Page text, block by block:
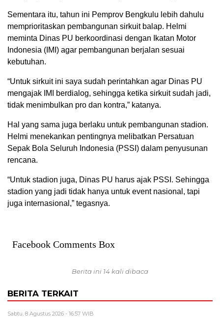
Sementara itu, tahun ini Pemprov Bengkulu lebih dahulu
memprioritaskan pembangunan sirkuit balap. Helmi
meminta Dinas PU berkoordinasi dengan Ikatan Motor
Indonesia (IMI) agar pembangunan berjalan sesuai
kebutuhan.
“Untuk sirkuit ini saya sudah perintahkan agar Dinas PU
mengajak IMI berdialog, sehingga ketika sirkuit sudah jadi,
tidak menimbulkan pro dan kontra,” katanya.
Hal yang sama juga berlaku untuk pembangunan stadion.
Helmi menekankan pentingnya melibatkan Persatuan
Sepak Bola Seluruh Indonesia (PSSI) dalam penyusunan
rencana.
“Untuk stadion juga, Dinas PU harus ajak PSSI. Sehingga
stadion yang jadi tidak hanya untuk event nasional, tapi
juga internasional,” tegasnya.
Facebook Comments Box
Berita ini 14 kali dibaca
BERITA TERKAIT
Sabtu, 8 Agustus 2026 - 16:57 WIB